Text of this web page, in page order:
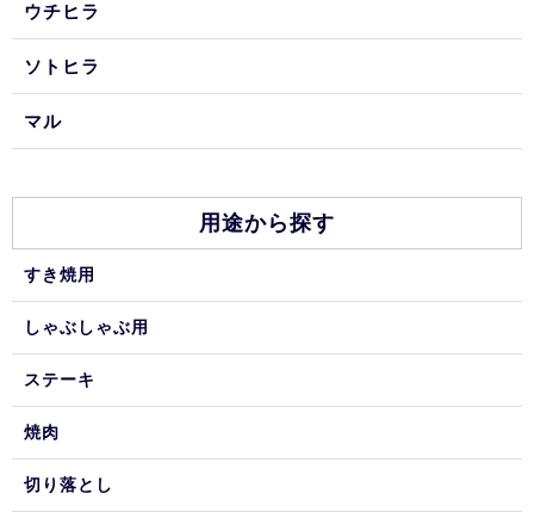
ウチヒラ
ソトヒラ
マル
用途から探す
すき焼用
しゃぶしゃぶ用
ステーキ
焼肉
切り落とし